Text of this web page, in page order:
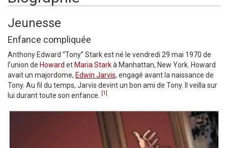
Jeunesse
Enfance compliquée
Anthony Edward “Tony” Stark est né le vendredi 29 mai 1970 de
l’union de Howard et Maria Starkà Manhattan, New York. Howard
avait un majordome, Edwin Jarvis, engagé avant la naissance de
Tony. Au fil du temps, Jarvis devint un bon ami de Tony. Il veilla sur
lui durant toute son enfance.
[1]